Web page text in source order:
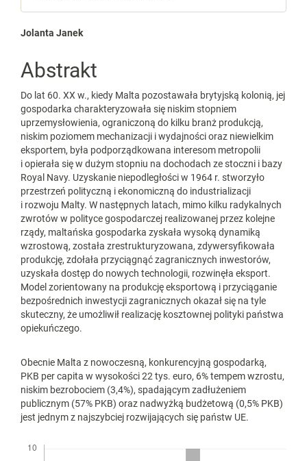
Main
Article
Content
Jolanta Janek
Abstrakt
Do lat 60. XX w., kiedy Malta pozostawała brytyjską kolonią, jej
gospodarka charakteryzowała się niskim stopniem
uprzemysłowienia, ograniczoną do kilku branż produkcją,
niskim poziomem mechanizacji i wydajności oraz niewielkim
eksportem, była podporządkowana interesom metropolii
i opierała się w dużym stopniu na dochodach ze stoczni i bazy
Royal Navy. Uzyskanie niepodległości w 1964 r. stworzyło
przestrzeń polityczną i ekonomiczną do industrializacji
i rozwoju Malty. W następnych latach, mimo kilku radykalnych
zwrotów w polityce gospodarczej realizowanej przez kolejne
rządy, maltańska gospodarka zyskała wysoką dynamiką
wzrostową, została zrestrukturyzowana, zdywersyfikowała
produkcję, zdołała przyciągnąć zagranicznych inwestorów,
uzyskała dostęp do nowych technologii, rozwinęła eksport.
Model zorientowany na produkcję eksportową i przyciąganie
bezpośrednich inwestycji zagranicznych okazał się na tyle
skuteczny, że umożliwił realizację kosztownej polityki państwa
opiekuńczego.
Obecnie Malta z nowoczesną, konkurencyjną gospodarką,
PKB per capita w wysokości 22 tys. euro, 6% tempem wzrostu,
niskim bezrobociem (3,4%), spadającym zadłużeniem
publicznym (57% PKB) oraz nadwyżką budżetową (0,5% PKB)
jest jednym z najszybciej rozwijających się państw UE.